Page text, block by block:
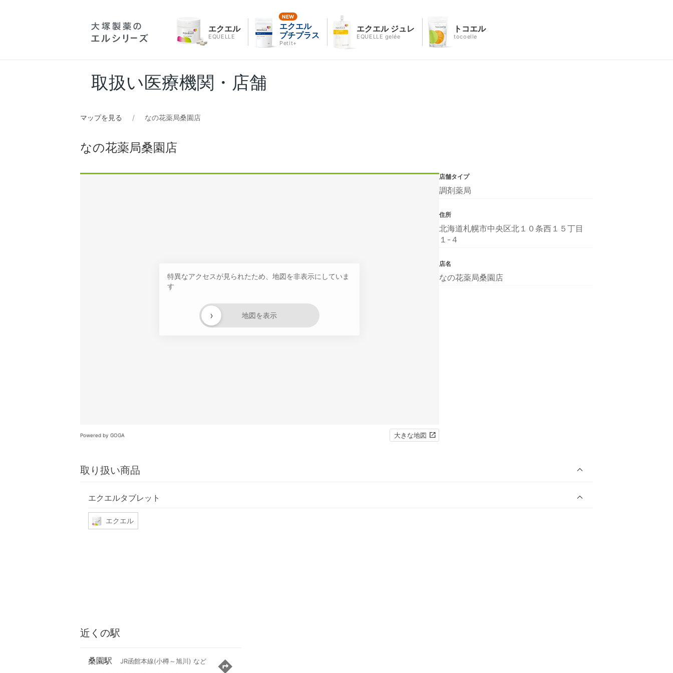
エクエル
EQUELLE
エクエル
プチプラス
Petit+
エクエル ジュレ
EQUELLE gelée
トコエル
tocoelle
取扱い医療機関・店舗
マップを見る なの花薬局桑園店
なの花薬局桑園店
特異なアクセスが見られたため、地図を非表示にしていま
す
地図を表示
›
Powered by GOGA 大きな地図
取り扱い商品
エクエルタブレット
エクエル
店舗タイプ
調剤薬局
住所
北海道札幌市中央区北１０条西１５丁目
１-４
店名
なの花薬局桑園店
近くの駅
桑園駅 JR函館本線(小樽～旭川) など